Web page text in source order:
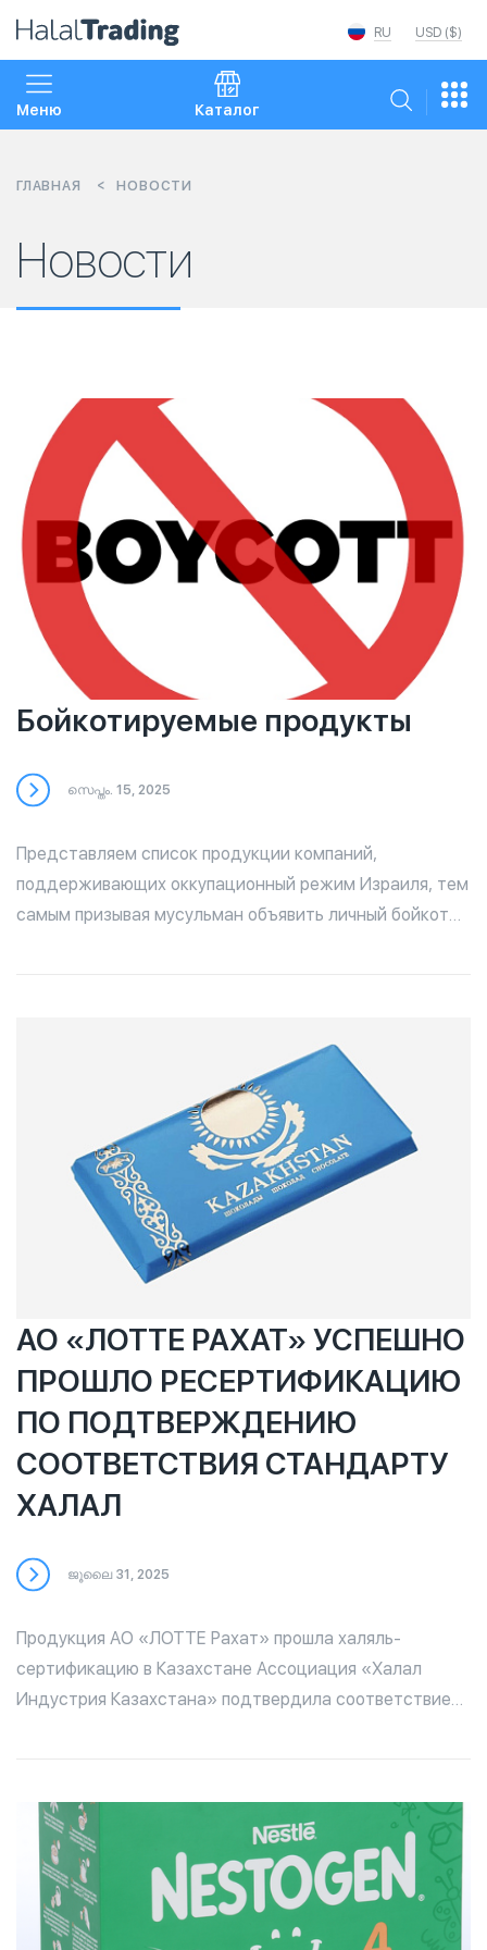
USD ($)
RU
Меню Каталог
ГЛАВНАЯ НОВОСТИ
Новости
Бойкотируемые продукты
സെപ്തം. 15, 2025
Представляем список продукции компаний,
поддерживающих оккупационный режим Израиля, тем
самым призывая мусульман объявить личный бойкот
Доказательства причастности компаний
опубликованы на сайте Boycott.thewitness.news, внизу
описания каждой компании (кнопка «Proof»). Список не
полный, и дополняется по мере поступления
информации с доказательной базой.
АО «ЛОТТЕ РАХАТ» УСПЕШНО
ПРОШЛО РЕСЕРТИФИКАЦИЮ
ПО ПОДТВЕРЖДЕНИЮ
СООТВЕТСТВИЯ СТАНДАРТУ
ХАЛАЛ
ജൂലൈ 31, 2025
Продукция АО «ЛОТТЕ Рахат» прошла халяль-
сертификацию в Казахстане Ассоциация «Халал
Индустрия Казахстана» подтвердила соответствие
карамель, 🍪 печенье, 🍯 ирис, 🧇 вафли, 🍡 драже, а
также полуфабрикаты шоколадного производства.
Эксперты Ассоциации провели тщательную
инспекцию всех этапов производства, включая
Шымкентскую производственную площадку, и